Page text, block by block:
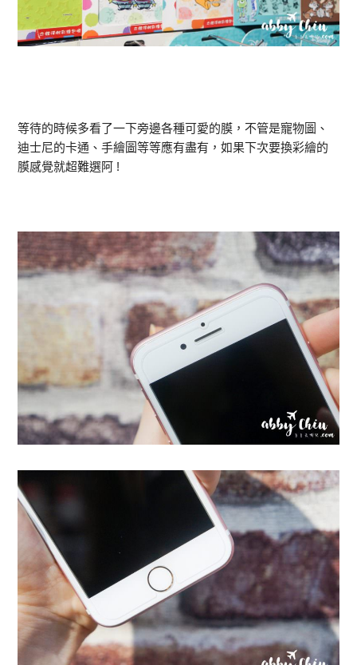
等待的時候多看了一下旁邊各種可愛的膜，不管是寵物圖、
迪士尼的卡通、手繪圖等等應有盡有，如果下次要換彩繪的
膜感覺就超難選阿 !